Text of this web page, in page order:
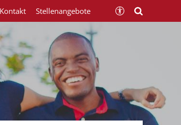
Kontakt Stellenangebote